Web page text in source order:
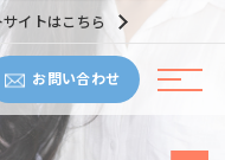
イトはこちら
お問い合わせ